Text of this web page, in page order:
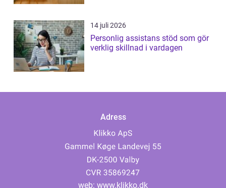
14 juli 2026
Personlig assistans stöd som gör
verklig skillnad i vardagen
Adress
web: www.klikko.dk